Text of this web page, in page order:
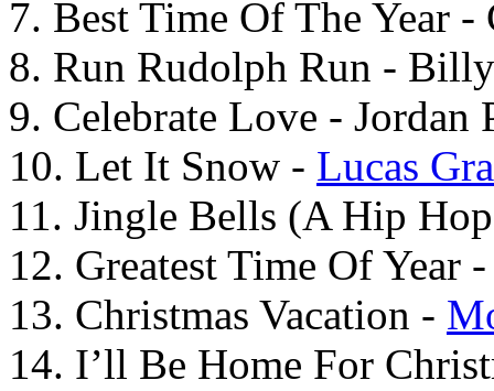
7. Best Time Of The Year
8. Run Rudolph Run -
9. Celebrate Love - Jordan
10. Let It Snow - Lucas
11. Jingle Bells (A Hip
12. Greatest Time Of Year
13. Christmas Vacation -
14. I’ll Be Home For